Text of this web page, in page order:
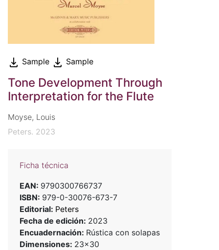
Sample Sample
Tone Development Through
Interpretation for the Flute
Moyse, Louis
Peters. 2023
Ficha técnica
EAN: 9790300766737
ISBN: 979-0-30076-673-7
Editorial: Peters
Fecha de edición: 2023
Encuadernación: Rústica con solapas
Dimensiones: 23x30